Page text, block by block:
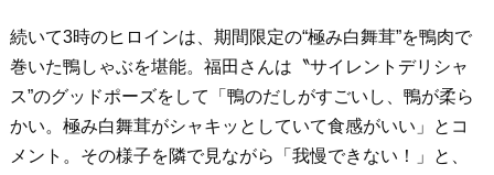
続いて3時のヒロインは、期間限定の“極み白舞茸”を鴨肉で
巻いた鴨しゃぶを堪能。福田さんは〝サイレントデリシャ
ス”のグッドポーズをして「鴨のだしがすごいし、鴨が柔ら
かい。極み白舞茸がシャキッとしていて食感がいい」とコ
メント。その様子を隣で見ながら「我慢できない！」と、